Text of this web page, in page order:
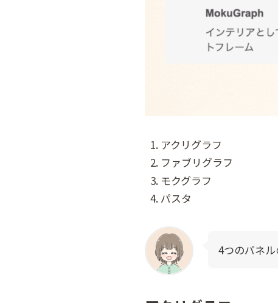
アクリグラフ
ファブリグラフ
モクグラフ
パスタ
4つのパネ